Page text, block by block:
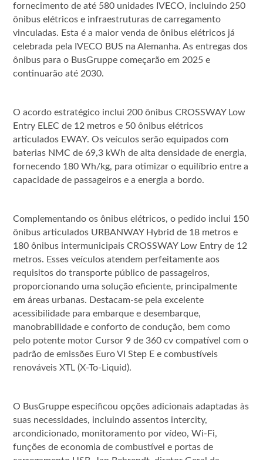
fornecimento de até 580 unidades IVECO, incluindo 250
ônibus elétricos e infraestruturas de carregamento
vinculadas. Esta é a maior venda de ônibus elétricos já
celebrada pela IVECO BUS na Alemanha. As entregas dos
ônibus para o BusGruppe começarão em 2025 e
continuarão até 2030.
O acordo estratégico inclui 200 ônibus CROSSWAY Low
Entry ELEC de 12 metros e 50 ônibus elétricos
articulados EWAY. Os veículos serão equipados com
baterias NMC de 69,3 kWh de alta densidade de energia,
fornecendo 180 Wh/kg, para otimizar o equilíbrio entre a
capacidade de passageiros e a energia a bordo.
Complementando os ônibus elétricos, o pedido inclui 150
ônibus articulados URBANWAY Hybrid de 18 metros e
180 ônibus intermunicipais CROSSWAY Low Entry de 12
metros. Esses veículos atendem perfeitamente aos
requisitos do transporte público de passageiros,
proporcionando uma solução eficiente, principalmente
em áreas urbanas. Destacam-se pela excelente
acessibilidade para embarque e desembarque,
manobrabilidade e conforto de condução, bem como
pelo potente motor Cursor 9 de 360 cv compatível com o
padrão de emissões Euro VI Step E e combustíveis
renováveis XTL (X-To-Liquid).
O BusGruppe especificou opções adicionais adaptadas às
suas necessidades, incluindo assentos intercity,
arcondicionado, monitoramento por vídeo, Wi-Fi,
funções de economia de combustível e portas de